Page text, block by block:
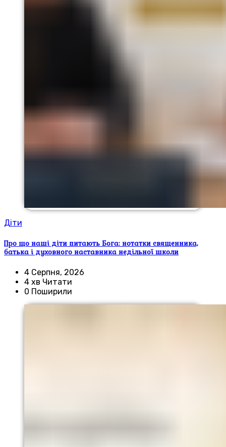
Діти
Про що наші діти питають Бога: нотатки священника,
батька і духовного наставника недільної школи
4 Серпня, 2026
4 хв Читати
0 Поширили